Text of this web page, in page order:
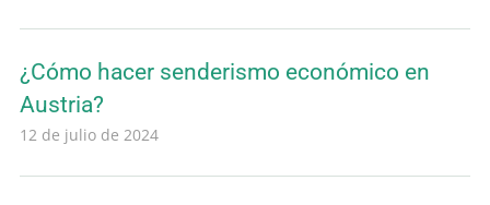
¿Cómo hacer senderismo económico en
Austria?
12 de julio de 2024